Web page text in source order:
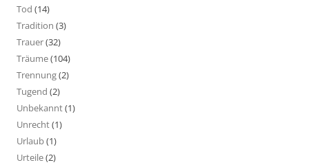
Tod (14)
Tradition (3)
Trauer(32)
Träume(104)
Trennung(2)
Tugend (2)
Unbekannt(1)
Unrecht(1)
Urlaub(1)
Urteile(2)